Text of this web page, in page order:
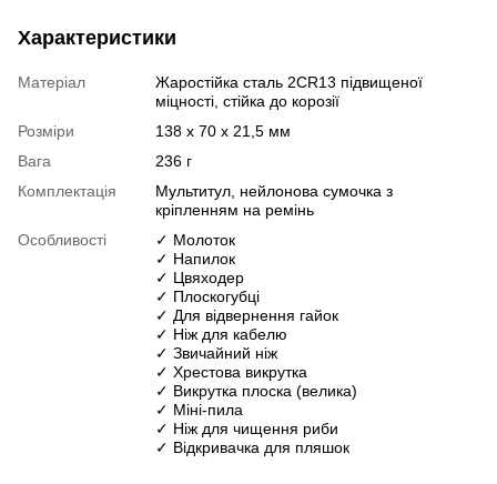
Характеристики
Матеріал
Жаростійка сталь 2СR13 підвищеної
міцності, стійка до корозії
Розміри
138 х 70 х 21,5 мм
Вага
236 г
Комплектація
Мультитул, нейлонова сумочка з
кріпленням на ремінь
Особливості
✓ Молоток
✓ Напилок
✓ Цвяходер
✓ Плоскогубці
✓ Для відвернення гайок
✓ Ніж для кабелю
✓ Звичайний ніж
✓ Хрестова викрутка
✓ Викрутка плоска (велика)
✓ Міні-пила
✓ Ніж для чищення риби
✓ Відкривачка для пляшок